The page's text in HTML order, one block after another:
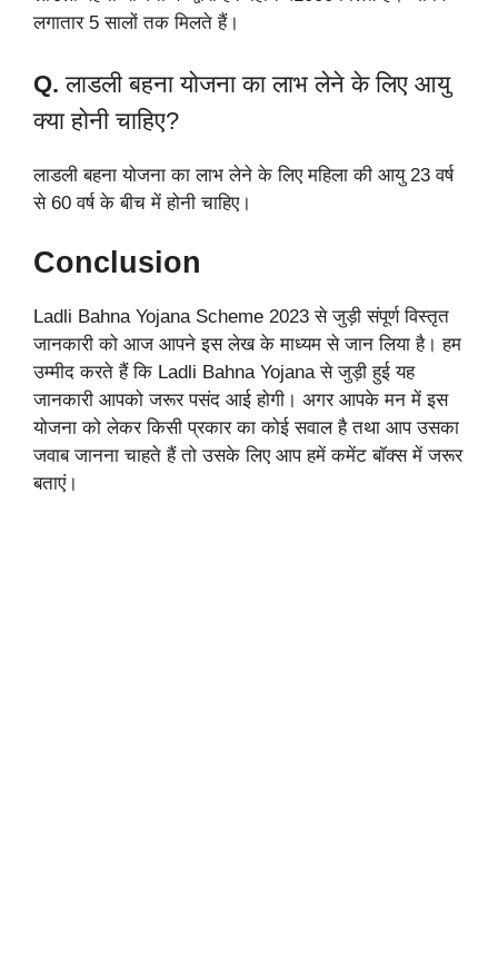
लगातार 5 सालों तक मिलते हैं।
Q.लाडली बहना योजना का लाभ लेने के लिए आयु
क्या होनी चाहिए?
लाडली बहना योजना का लाभ लेने के लिए महिला की आयु 23 वर्ष
से 60 वर्ष के बीच में होनी चाहिए।
Conclusion
Ladli Bahna Yojana Scheme 2023 से जुड़ी संपूर्ण विस्तृत
जानकारी को आज आपने इस लेख के माध्यम से जान लिया है। हम
उम्मीद करते हैं कि Ladli Bahna Yojana से जुड़ी हुई यह
जानकारी आपको जरूर पसंद आई होगी। अगर आपके मन में इस
योजना को लेकर किसी प्रकार का कोई सवाल है तथा आप उसका
जवाब जानना चाहते हैं तो उसके लिए आप हमें कमेंट बॉक्स में जरूर
बताएं।